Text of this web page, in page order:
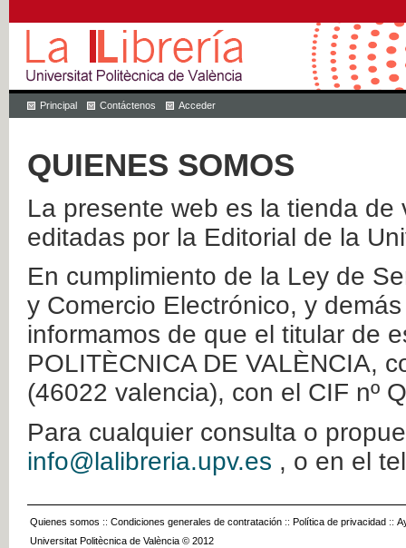
Principal Contáctenos Acceder
QUIENES SOMOS
La presente web es la tienda
editadas por la Editorial de la
En cumplimiento de la Ley de
y Comercio Electrónico, y
informamos de que el titular de
POLITÈCNICA DE VALÈNCIA,
(46022 valencia), con el CIF nº
Para cualquier consulta o
info@lalibreria.upv.es , o en el
Quienes somos :: Condiciones generales de contratación :: Política de privacidad ::
Universitat Politècnica de València © 2012